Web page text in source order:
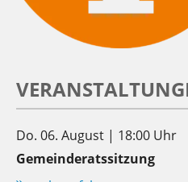
Do. 06. August | 18:00 Uhr
Gemeinderatssitzung